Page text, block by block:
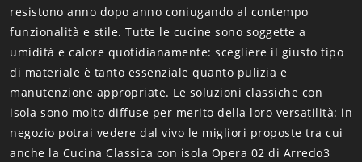
resistono anno dopo anno coniugando al contempo
funzionalità e stile. Tutte le cucine sono soggette a
umidità e calore quotidianamente: scegliere il giusto tipo
di materiale è tanto essenziale quanto pulizia e
manutenzione appropriate. Le soluzioni classiche con
isola sono molto diffuse per merito della loro versatilità: in
negozio potrai vedere dal vivo le migliori proposte tra cui
anche la Cucina Classica con isola Opera 02 di Arredo3